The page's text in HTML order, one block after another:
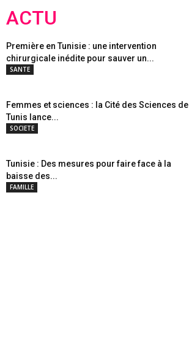
ACTU
Première en Tunisie : une intervention
chirurgicale inédite pour sauver un...
SANTE
Femmes et sciences : la Cité des Sciences de
Tunis lance...
SOCIETE
Tunisie : Des mesures pour faire face à la
baisse des...
FAMILLE